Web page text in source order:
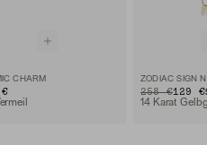
CHARM
ZODIAC SIGN
ORIGINAL
258 €
SALE PRICE129 €
14 Karat